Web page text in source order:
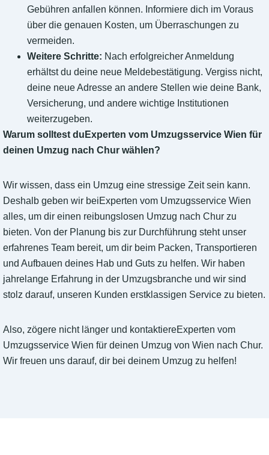
Gebühren anfallen können. Informiere dich im Voraus
über die genauen Kosten, um Überraschungen zu
vermeiden.
Weitere Schritte: Nach erfolgreicher Anmeldung
erhältst du deine neue Meldebestätigung. Vergiss nicht,
deine neue Adresse an andere Stellen wie deine Bank,
Versicherung, und andere wichtige Institutionen
weiterzugeben.
Warum solltest duExperten vom Umzugsservice Wien für
deinen Umzug nach Chur wählen?
Wir wissen, dass ein Umzug eine stressige Zeit sein kann.
Deshalb geben wir beiExperten vom Umzugsservice Wien
alles, um dir einen reibungslosen Umzug nach Chur zu
bieten. Von der Planung bis zur Durchführung steht unser
erfahrenes Team bereit, um dir beim Packen, Transportieren
und Aufbauen deines Hab und Guts zu helfen. Wir haben
jahrelange Erfahrung in der Umzugsbranche und wir sind
stolz darauf, unseren Kunden erstklassigen Service zu bieten.
Also, zögere nicht länger und kontaktiereExperten vom
Umzugsservice Wien für deinen Umzug von Wien nach Chur.
Wir freuen uns darauf, dir bei deinem Umzug zu helfen!